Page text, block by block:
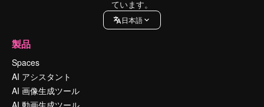
ています。
日本語
製品
Spaces
AI アシスタント
AI 画像生成ツール
AI 動画生成ツール